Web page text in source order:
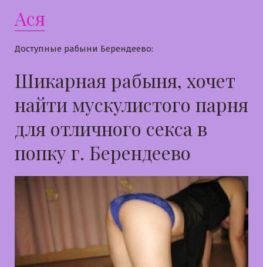
Ася
Доступные рабыни Берендеево:
Шикарная рабыня, хочет
найти мускулистого парня
для отличного секса в
попку г. Берендеево